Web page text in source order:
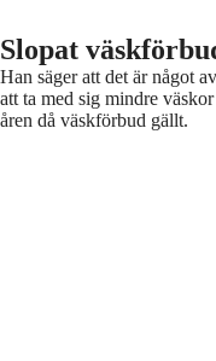
Slopat
Han säger att det är något
att ta med sig mindre
åren då väskförbud gällt.